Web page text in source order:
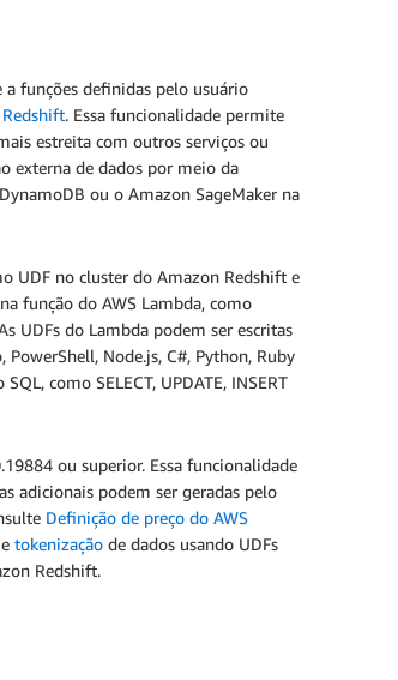
funções definidas pelo usuário
. Essa funcionalidade permite
estreita com outros serviços ou
externa de dados por meio da
ou o Amazon SageMaker na
UDF no cluster do Amazon Redshift e
função do AWS Lambda, como
UDFs do Lambda podem ser escritas
Node.js, C#, Python, Ruby
como SELECT, UPDATE, INSERT
ou superior. Essa funcionalidade
adicionais podem ser geradas pelo
Definição de preço do AWS
e tokenização de dados usando UDFs
Redshift.